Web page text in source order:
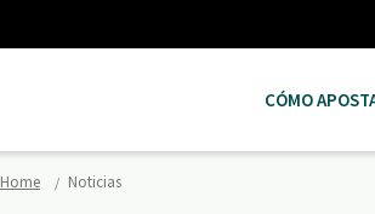
CÓMO
Home Noticias